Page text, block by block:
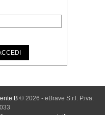
B© 2026 - eBrave S.r.l. P.iva: